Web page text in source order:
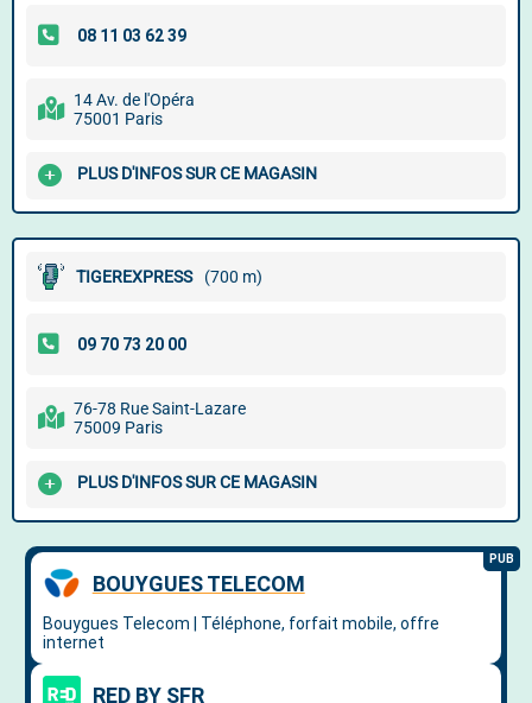
14 Av. de l'Opéra
75001 Paris
PLUS D'INFOS SUR CE MAGASIN
TIGEREXPRESS (700 m)
76-78 Rue Saint-Lazare
75009 Paris
PLUS D'INFOS SUR CE MAGASIN